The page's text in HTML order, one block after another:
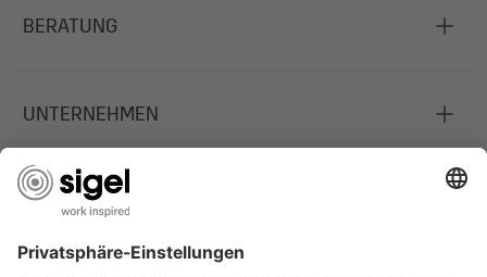
BERATUNG
UNTERNEHMEN
JOBS